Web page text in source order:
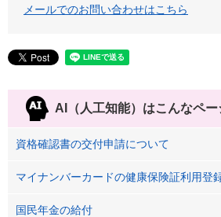
メールでのお問い合わせはこちら
AI（人工知能）はこんなペ
資格確認書の交付申請について
マイナンバーカードの健康保険証利用登
国民年金の給付